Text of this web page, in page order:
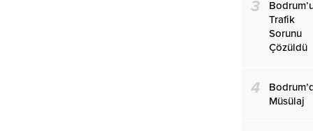
3
Trafik
Sorunu
Çözüldü
4
Müsülaj